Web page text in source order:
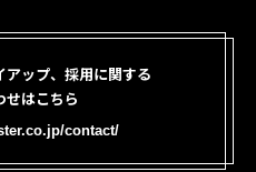
アップ、採用に関する
せはこちら
contact/